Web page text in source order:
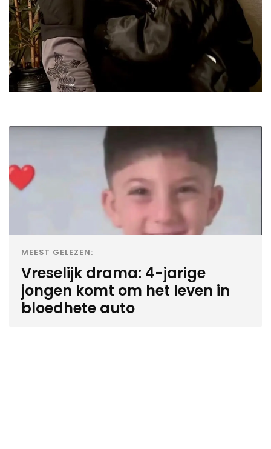
MEEST GELEZEN:
Vreselijk drama: 4-jarige
jongen komt om het leven in
bloedhete auto